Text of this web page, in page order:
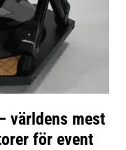
världens mest
för event